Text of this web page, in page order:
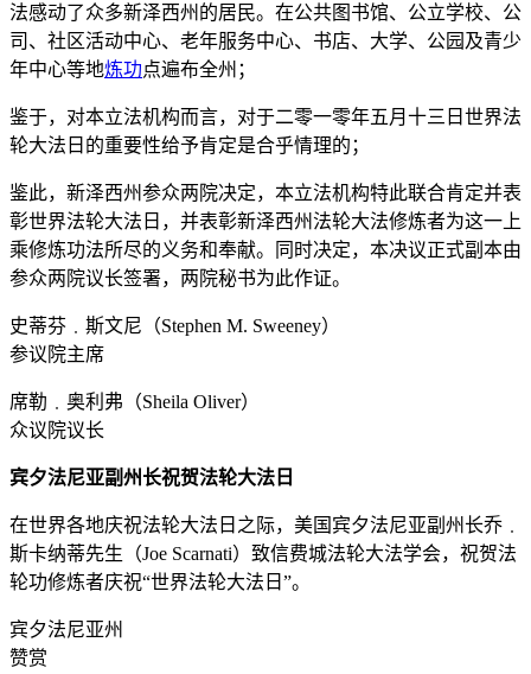
法感动了众多新泽西州的居民。在公共图书馆、公立学校、公
司、社区活动中心、老年服务中心、书店、大学、公园及青少
年中心等地炼功点遍布全州；
鉴于，对本立法机构而言，对于二零一零年五月十三日世界法
轮大法日的重要性给予肯定是合乎情理的；
鉴此，新泽西州参众两院决定，本立法机构特此联合肯定并表
彰世界法轮大法日，并表彰新泽西州法轮大法修炼者为这一上
乘修炼功法所尽的义务和奉献。同时决定，本决议正式副本由
参众两院议长签署，两院秘书为此作证。
史蒂芬﹒斯文尼（Stephen M. Sweeney）
参议院主席
席勒﹒奥利弗（Sheila Oliver）
众议院议长
宾夕法尼亚副州长祝贺法轮大法日
在世界各地庆祝法轮大法日之际，美国宾夕法尼亚副州长乔﹒
斯卡纳蒂先生（Joe Scarnati）致信费城法轮大法学会，祝贺法
轮功修炼者庆祝“世界法轮大法日”。
宾夕法尼亚州
赞赏